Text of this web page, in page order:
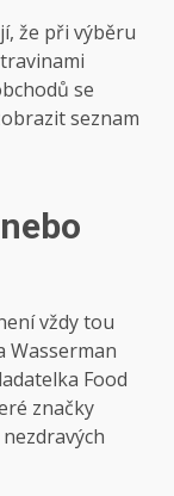
že při výběru
se
seznam
vždy tou
Wasserman
Food
značky